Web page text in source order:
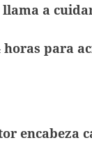
llama a
horas para
encabeza